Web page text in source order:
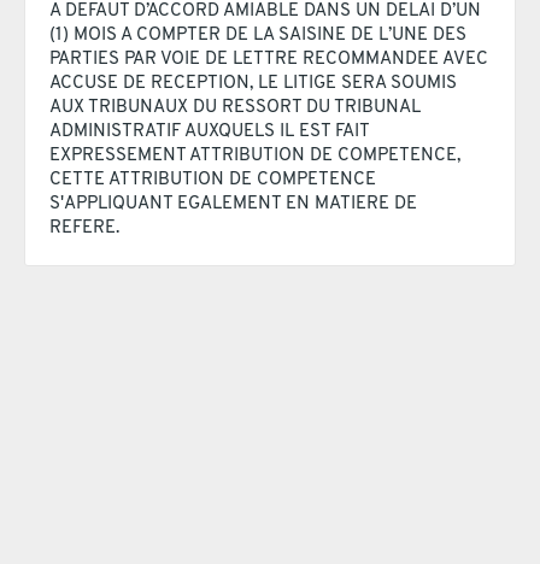
A DEFAUT D’ACCORD AMIABLE DANS UN DELAI D’UN
(1) MOIS A COMPTER DE LA SAISINE DE L’UNE DES
PARTIES PAR VOIE DE LETTRE RECOMMANDEE AVEC
ACCUSE DE RECEPTION, LE LITIGE SERA SOUMIS
AUX TRIBUNAUX DU RESSORT DU TRIBUNAL
ADMINISTRATIF AUXQUELS IL EST FAIT
EXPRESSEMENT ATTRIBUTION DE COMPETENCE,
CETTE ATTRIBUTION DE COMPETENCE
S'APPLIQUANT EGALEMENT EN MATIERE DE
REFERE.